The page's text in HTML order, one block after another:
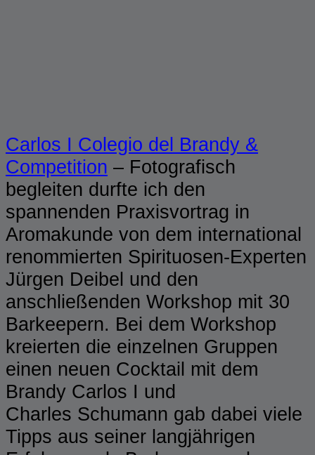
Carlos I Colegio del Brandy &
Competition – Fotografisch
begleiten durfte ich den
spannenden Praxisvortrag in
Aromakunde von dem international
renommierten Spirituosen-Experten
Jürgen Deibel und den
anschließenden Workshop mit 30
Barkeepern. Bei dem Workshop
kreierten die einzelnen Gruppen
einen neuen Cocktail mit dem
Brandy Carlos I und
Charles Schumann gab dabei viele
Tipps aus seiner langjährigen